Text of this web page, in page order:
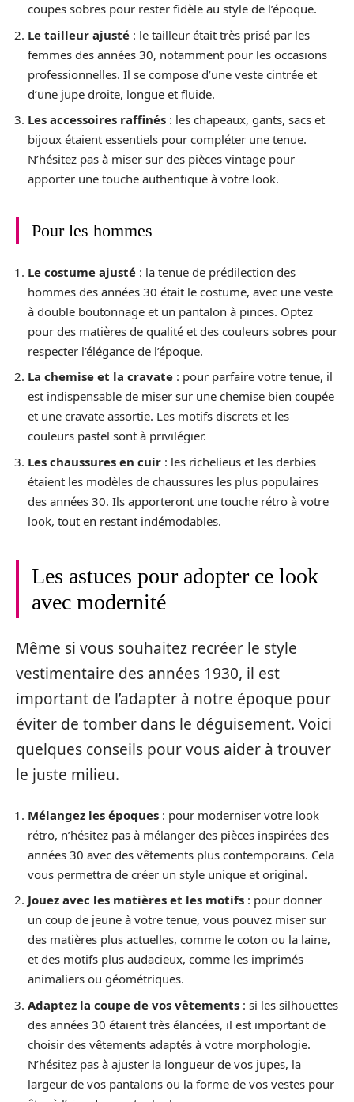
coupes sobres pour rester fidèle au style de l’époque.
Le tailleur ajusté : le tailleur était très prisé par les
femmes des années 30, notamment pour les occasions
professionnelles. Il se compose d’une veste cintrée et
d’une jupe droite, longue et fluide.
Les accessoires raffinés : les chapeaux, gants, sacs et
bijoux étaient essentiels pour compléter une tenue.
N’hésitez pas à miser sur des pièces vintage pour
apporter une touche authentique à votre look.
Pour les hommes
Le costume ajusté : la tenue de prédilection des
hommes des années 30 était le costume, avec une veste
à double boutonnage et un pantalon à pinces. Optez
pour des matières de qualité et des couleurs sobres pour
respecter l’élégance de l’époque.
La chemise et la cravate : pour parfaire votre tenue, il
est indispensable de miser sur une chemise bien coupée
et une cravate assortie. Les motifs discrets et les
couleurs pastel sont à privilégier.
Les chaussures en cuir : les richelieus et les derbies
étaient les modèles de chaussures les plus populaires
des années 30. Ils apporteront une touche rétro à votre
look, tout en restant indémodables.
Les astuces pour adopter ce look
avec modernité
Même si vous souhaitez recréer le style
vestimentaire des années 1930, il est
important de l’adapter à notre époque pour
éviter de tomber dans le déguisement. Voici
quelques conseils pour vous aider à trouver
le juste milieu.
Mélangez les époques : pour moderniser votre look
rétro, n’hésitez pas à mélanger des pièces inspirées des
années 30 avec des vêtements plus contemporains. Cela
vous permettra de créer un style unique et original.
Jouez avec les matières et les motifs : pour donner
un coup de jeune à votre tenue, vous pouvez miser sur
des matières plus actuelles, comme le coton ou la laine,
et des motifs plus audacieux, comme les imprimés
animaliers ou géométriques.
Adaptez la coupe de vos vêtements : si les silhouettes
des années 30 étaient très élancées, il est important de
choisir des vêtements adaptés à votre morphologie.
N’hésitez pas à ajuster la longueur de vos jupes, la
largeur de vos pantalons ou la forme de vos vestes pour